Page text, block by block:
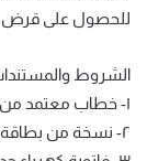
للحصول على قرض
الشروط
١- خطاب معتمد من صاحب العمل يوضح دخلك الشهري وتاريخ الموعد.
٢- نسخة من بطاقة الرقم القومي سارية المفعول.